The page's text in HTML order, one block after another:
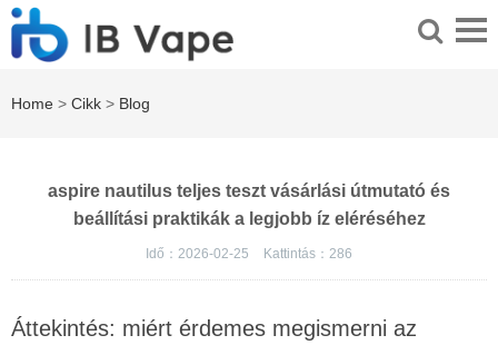
Home > Cikk > Blog
aspire nautilus teljes teszt vásárlási útmutató és
beállítási praktikák a legjobb íz eléréséhez
Idő：2026-02-25 Kattintás： 286
Áttekintés: miért érdemes megismerni az